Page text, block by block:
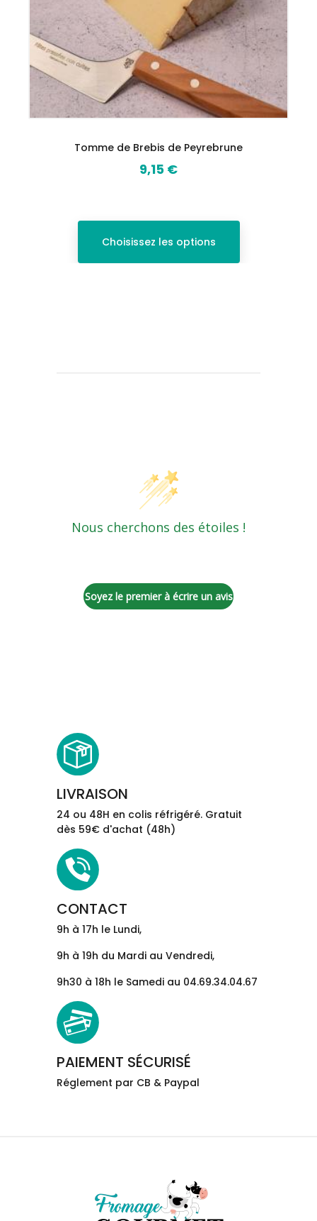
Tomme de Brebis de Peyrebrune
Prix
9,15 €
Choisissez les options
Nous cherchons des étoiles !
Soyez le premier à écrire un avis
LIVRAISON
24 ou 48H en colis réfrigéré. Gratuit
dès 59€ d'achat (48h)
CONTACT
9h à 17h le Lundi,
9h à 19h du Mardi au Vendredi,
9h30 à 18h le Samedi au 04.69.34.04.67
PAIEMENT SÉCURISÉ
Réglement par CB & Paypal